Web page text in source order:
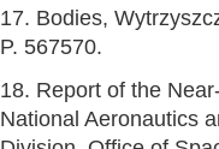
17. Bodies,
P. 567570.
18. Report of the
National Aeronautics